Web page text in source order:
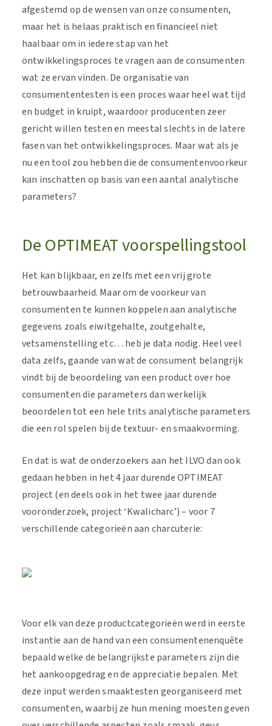
afgestemd op de wensen van onze consumenten,
maar het is helaas praktisch en financieel niet
haalbaar om in iedere stap van het
ontwikkelingsproces te vragen aan de consumenten
wat ze ervan vinden. De organisatie van
consumententesten is een proces waar heel wat tijd
en budget in kruipt, waardoor producenten zeer
gericht willen testen en meestal slechts in de latere
fasen van het ontwikkelingsproces. Maar wat als je
nu een tool zou hebben die de consumentenvoorkeur
kan inschatten op basis van een aantal analytische
parameters?
De OPTIMEAT voorspellingstool
Het kan blijkbaar, en zelfs met een vrij grote
betrouwbaarheid. Maar om de voorkeur van
consumenten te kunnen koppelen aan analytische
gegevens zoals eiwitgehalte, zoutgehalte,
vetsamenstelling etc… heb je data nodig. Heel veel
data zelfs, gaande van wat de consument belangrijk
vindt bij de beoordeling van een product over hoe
consumenten die parameters dan werkelijk
beoordelen tot een hele trits analytische parameters
die een rol spelen bij de textuur- en smaakvorming.
En dat is wat de onderzoekers aan het ILVO dan ook
gedaan hebben in het 4 jaar durende OPTIMEAT
project (en deels ook in het twee jaar durende
vooronderzoek, project ‘Kwalicharc’) – voor 7
verschillende categorieën aan charcuterie:
Voor elk van deze productcategorieën werd in eerste
instantie aan de hand van een consumentenenquête
bepaald welke de belangrijkste parameters zijn die
het aankoopgedrag en de appreciatie bepalen. Met
deze input werden smaaktesten georganiseerd met
consumenten, waarbij ze hun mening moesten geven